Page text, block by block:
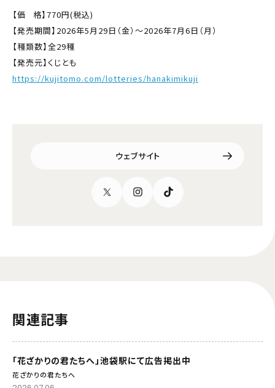
【価 格】770円(税込)
【発売期間】2026年5月29日（金）～2026年7月6日（月）
【種類数】全29種
【発売元】くじとも
https://kujitomo.com/lotteries/hanakimikuji
ウェブサイト
関連記事
「花ざかりの君たちへ」池袋駅にて広告掲出中
花ざかりの君たちへ